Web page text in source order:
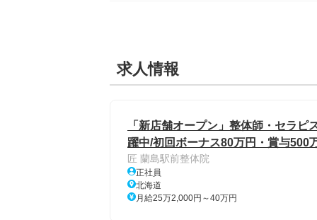
求人情報
「新店舗オープン」整体師・セラ
躍中/初回ボーナス80万円・賞与500
匠 蘭島駅前整体院
正社員
北海道
月給25万2,000円～40万円